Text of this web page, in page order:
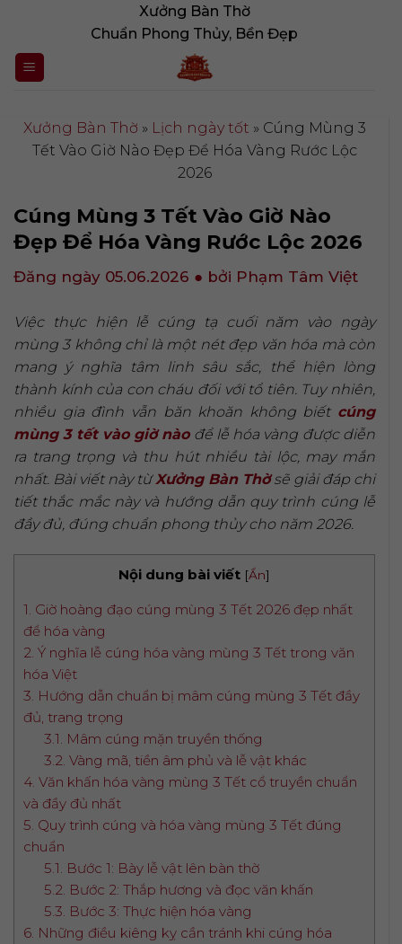
nội
dung
Xưởng Bàn Thờ
Chuẩn Phong Thủy, Bền Đẹp
Xưởng Bàn Thờ » Lịch ngày tốt » Cúng Mùng 3
Tết Vào Giờ Nào Đẹp Để Hóa Vàng Rước Lộc
2026
Cúng Mùng 3 Tết Vào Giờ Nào
Đẹp Để Hóa Vàng Rước Lộc 2026
Đăng ngày 05.06.2026 ● bởi Phạm Tâm Việt
Việc thực hiện lễ cúng tạ cuối năm vào ngày
mùng 3 không chỉ là một nét đẹp văn hóa mà còn
mang ý nghĩa tâm linh sâu sắc, thể hiện lòng
thành kính của con cháu đối với tổ tiên. Tuy nhiên,
nhiều gia đình vẫn băn khoăn không biết cúng
mùng 3 tết vào giờ nàođể lễ hóa vàng được diễn
ra trang trọng và thu hút nhiều tài lộc, may mắn
nhất. Bài viết này từXưởng Bàn Thờsẽ giải đáp chi
tiết thắc mắc này và hướng dẫn quy trình cúng lễ
đầy đủ, đúng chuẩn phong thủy cho năm 2026.
Nội dung bài viết [Ẩn]
1. Giờ hoàng đạo cúng mùng 3 Tết 2026 đẹp nhất
để hóa vàng
2. Ý nghĩa lễ cúng hóa vàng mùng 3 Tết trong văn
hóa Việt
3. Hướng dẫn chuẩn bị mâm cúng mùng 3 Tết đầy
đủ, trang trọng
3.1. Mâm cúng mặn truyền thống
3.2. Vàng mã, tiền âm phủ và lễ vật khác
4. Văn khấn hóa vàng mùng 3 Tết cổ truyền chuẩn
và đầy đủ nhất
5. Quy trình cúng và hóa vàng mùng 3 Tết đúng
chuẩn
5.1. Bước 1: Bày lễ vật lên bàn thờ
5.2. Bước 2: Thắp hương và đọc văn khấn
5.3. Bước 3: Thực hiện hóa vàng
6. Những điều kiêng kỵ cần tránh khi cúng hóa